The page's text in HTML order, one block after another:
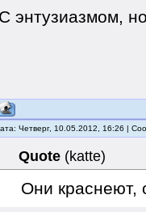
С энтузиазмом,
Четверг, 10.05.2012, 16:26 |
Quote (katte)
Они краснеют,